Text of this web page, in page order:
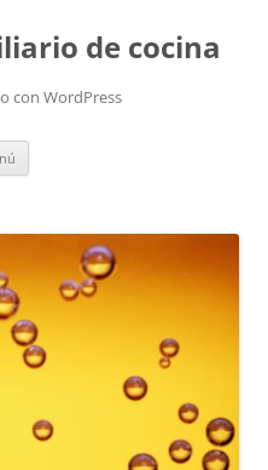
de cocina
con WordPress